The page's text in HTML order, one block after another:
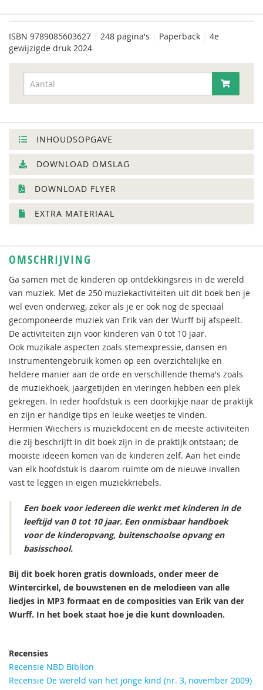
ISBN 9789085603627 248 pagina's Paperback
4e
gewijzigde druk 2024
INHOUDSOPGAVE
DOWNLOAD OMSLAG
DOWNLOAD FLYER
EXTRA MATERIAAL
OMSCHRIJVING
Ga samen met de kinderen op ontdekkingsreis in de wereld
van muziek. Met de 250 muziekactiviteiten uit dit boek ben je
wel even onderweg, zeker als je er ook nog de speciaal
gecomponeerde muziek van Erik van der Wurff bij afspeelt.
De activiteiten zijn voor kinderen van 0 tot 10 jaar.
Ook muzikale aspecten zoals stemexpressie, dansen en
instrumentengebruik komen op een overzichtelijke en
heldere manier aan de orde en verschillende thema's zoals
de muziekhoek, jaargetijden en vieringen hebben een plek
gekregen. In ieder hoofdstuk is een doorkijkje naar de praktijk
en zijn er handige tips en leuke weetjes te vinden.
Hermien Wiechers is muziekdocent en de meeste activiteiten
die zij beschrijft in dit boek zijn in de praktijk ontstaan; de
mooiste ideeën komen van de kinderen zelf. Aan het einde
van elk hoofdstuk is daarom ruimte om de nieuwe invallen
vast te leggen in eigen muziekkriebels.
Een boek voor iedereen die werkt met kinderen in de
leeftijd van 0 tot 10 jaar. Een onmisbaar handboek
voor de kinderopvang, buitenschoolse opvang en
basisschool.
Bij dit boek horen gratis downloads, onder meer de
Wintercirkel, de bouwstenen en de melodieen van alle
liedjes in MP3 formaat en de composities van Erik van der
Wurff. In het boek staat hoe je die kunt downloaden.
Recensies
Recensie NBD Biblion
Recensie De wereld van het jonge kind (nr. 3, november 2009)